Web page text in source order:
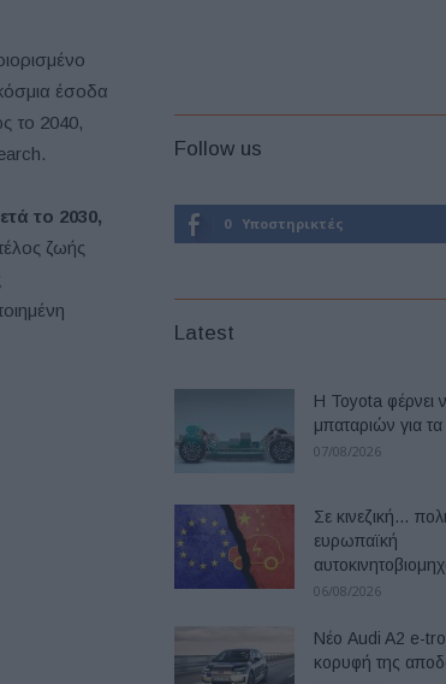
έσοδα
το 2040,
το 2030,
ζωής
Follow us
0 Υποστηρικτές
Latest
Η Toyota φέρνει
μπαταριών για τα
07/08/2026
Σε κινεζική…
ευρωπαϊκή
06/08/2026
Νέο Audi A2 e-
κορυφή της